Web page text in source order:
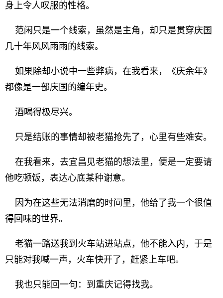
身上令人叹服的性格。
范闲只是一个线索，虽然是主角，却只是贯穿庆国
几十年风风雨雨的线索。
如果除却小说中一些弊病，在我看来，《庆余年》
都像是一部庆国的编年史。
酒喝得极尽兴。
只是结账的事情却被老猫抢先了，心里有些难安。
在我看来，去宜昌见老猫的想法里，便是一定要请
他吃顿饭，表达心底某种谢意。
因为在这些无法消磨的时间里，他给了我一个很值
得回味的世界。
老猫一路送我到火车站进站点，他不能入内，于是
只能对我喊一声，火车快开了，赶紧上车吧。
我也只能回一句：到重庆记得找我。